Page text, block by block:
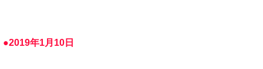
●2019年1月10日